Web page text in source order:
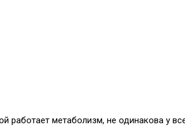
работает метаболизм, не одинакова у